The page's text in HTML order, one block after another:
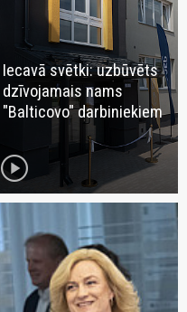
Iecavā svētki: uzbūvēts
dzīvojamais nams
"Balticovo" darbiniekiem
play_circle